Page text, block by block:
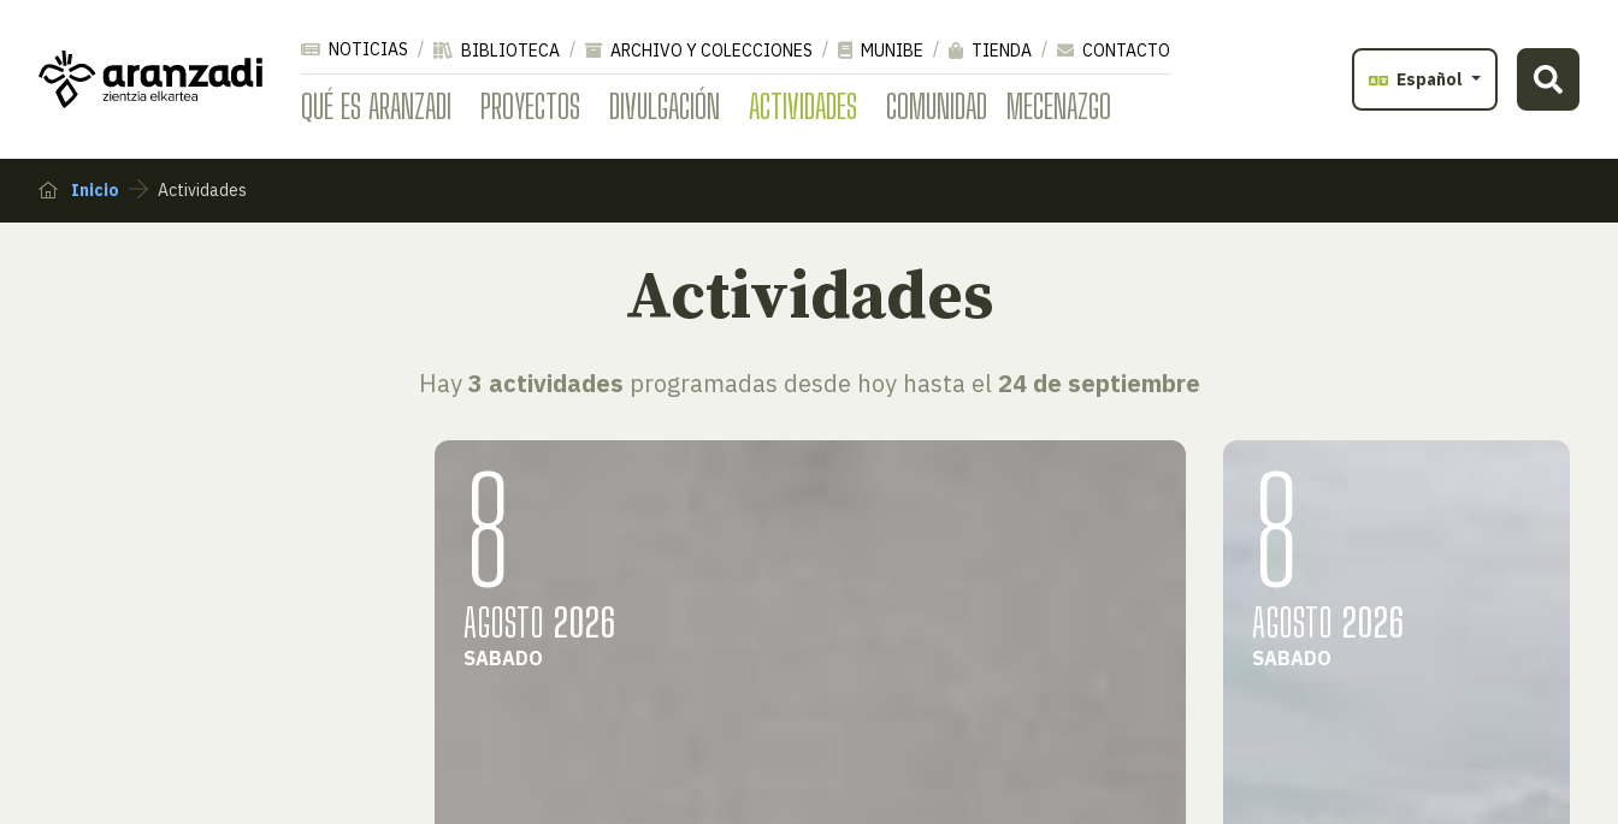
QUÉ ES ARANZADI PROYECTOS DIVULGACIÓN ACTIVIDADES COMUNIDAD MECENAZGO
NOTICIAS BIBLIOTECA ARCHIVO Y COLECCIONES MUNIBE TIENDA
CONTACTO
Español
Inicio Actividades
Actividades
Hay3 actividades programadas desde hoy hasta el 24 de septiembre
8
AGOSTO 2026
SABADO
8
AGOSTO 2026
SABADO